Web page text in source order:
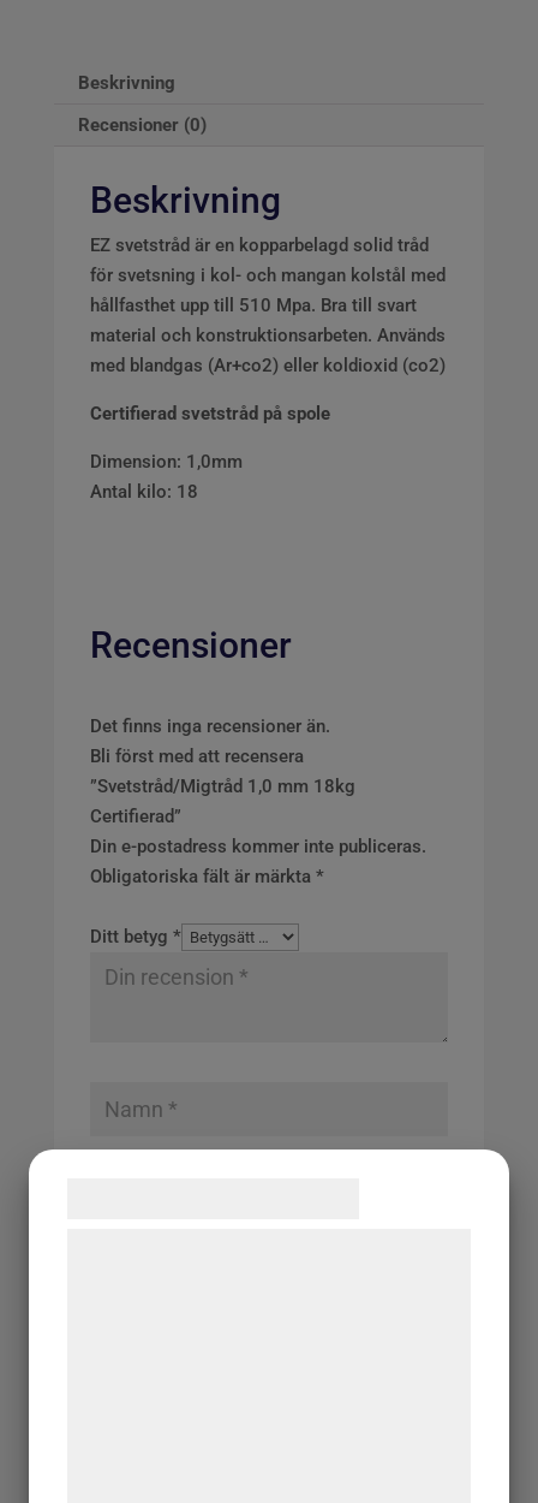
Beskrivning
Recensioner (0)
Beskrivning
EZ svetstråd är en kopparbelagd solid tråd
för svetsning i kol- och mangan kolstål med
hållfasthet upp till 510 Mpa. Bra till svart
material och konstruktionsarbeten. Används
med blandgas (Ar+co2) eller koldioxid (co2)
Certifierad svetstråd på spole
Dimension: 1,0mm
Antal kilo: 18
Recensioner
Det finns inga recensioner än.
Bli först med att recensera
”Svetstråd/Migtråd 1,0 mm 18kg
Certifierad”
Din e-postadress kommer inte publiceras.
Obligatoriska fält är märkta *
Ditt betyg *